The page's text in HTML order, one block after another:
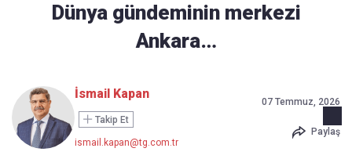
Dünya gündeminin merkezi
Ankara…
İsmail Kapan
Takip Et
ismail.kapan@tg.com.tr
07 Temmuz, 2026
Paylaş